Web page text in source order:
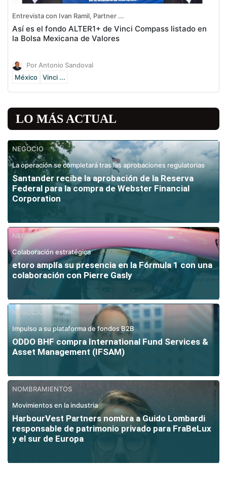
Entrevista con Ivan Ramil, Partner ...
Así es el fondo ALTER1+ de Vinci Compass listado en
la Bolsa Mexicana de Valores
Por Antonio Sandoval
México
Vinci ...
LO MÁS ACTUAL
NEGOCIO
La operación se completará tras las aprobaciones regulatorias
Santander recibe la aprobación de la Reserva
Federal para la compra de Webster Financial
Corporation
NEGOCIO
Colaboración estratégica
etoro amplía su presencia en la Fórmula 1 con una
colaboración con Pierre Gasly
NEGOCIO
Impulso a su plataforma de fondos B2B
ODDO BHF compra International Fund Services &
Asset Management (IFSAM)
NOMBRAMIENTOS
Movimientos en la industria
HarbourVest Partners nombra a Guido Lombardi
responsable de patrimonio privado para FraBeLux
y el sur de Europa